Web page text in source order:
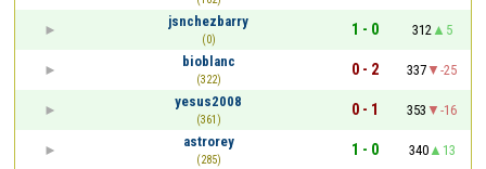
jsnchezbarry
(0)
1 - 0 312
5
bioblanc
(322)
0 - 2 337
-25
yesus2008
(361)
0 - 1 353
-16
astrorey
(285)
1 - 0 340
13